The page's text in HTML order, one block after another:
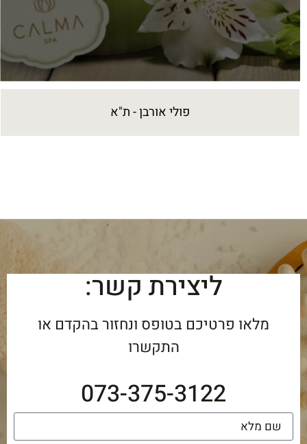
פולי אורבן - ת"א
ליצירת קשר:
מלאו פרטיכם בטופס ונחזור בהקדם או
התקשרו
073-375-3122